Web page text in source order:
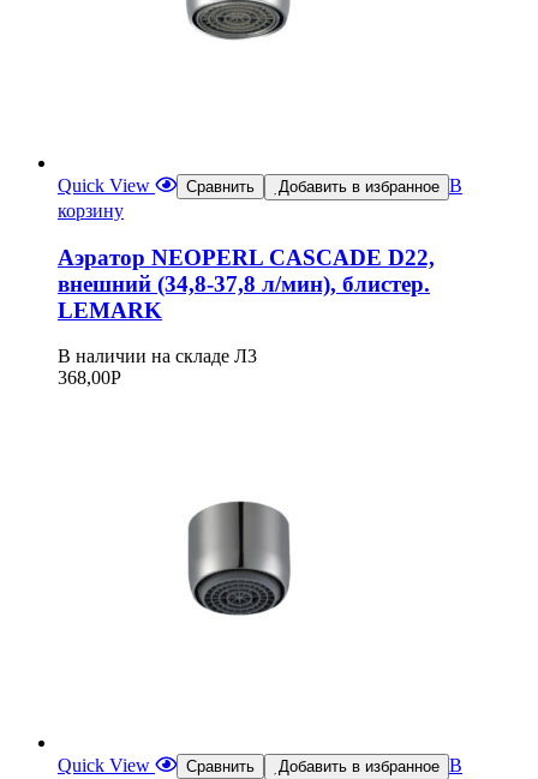
Quick View Сравнить Добавить в избранное В
корзину
Аэратор NEOPERL CASCADE D22,
внешний (34,8-37,8 л/мин), блистер.
LEMARK
В наличии на складе Л3
368,00Р
Quick View Сравнить Добавить в избранное В